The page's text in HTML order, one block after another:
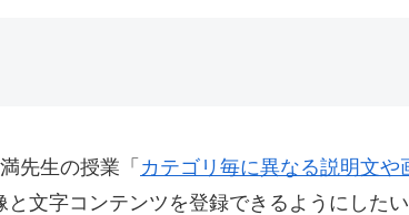
先生の授業「 カテゴリ毎に異なる説明文や
文字コンテンツを登録できるようにしたい